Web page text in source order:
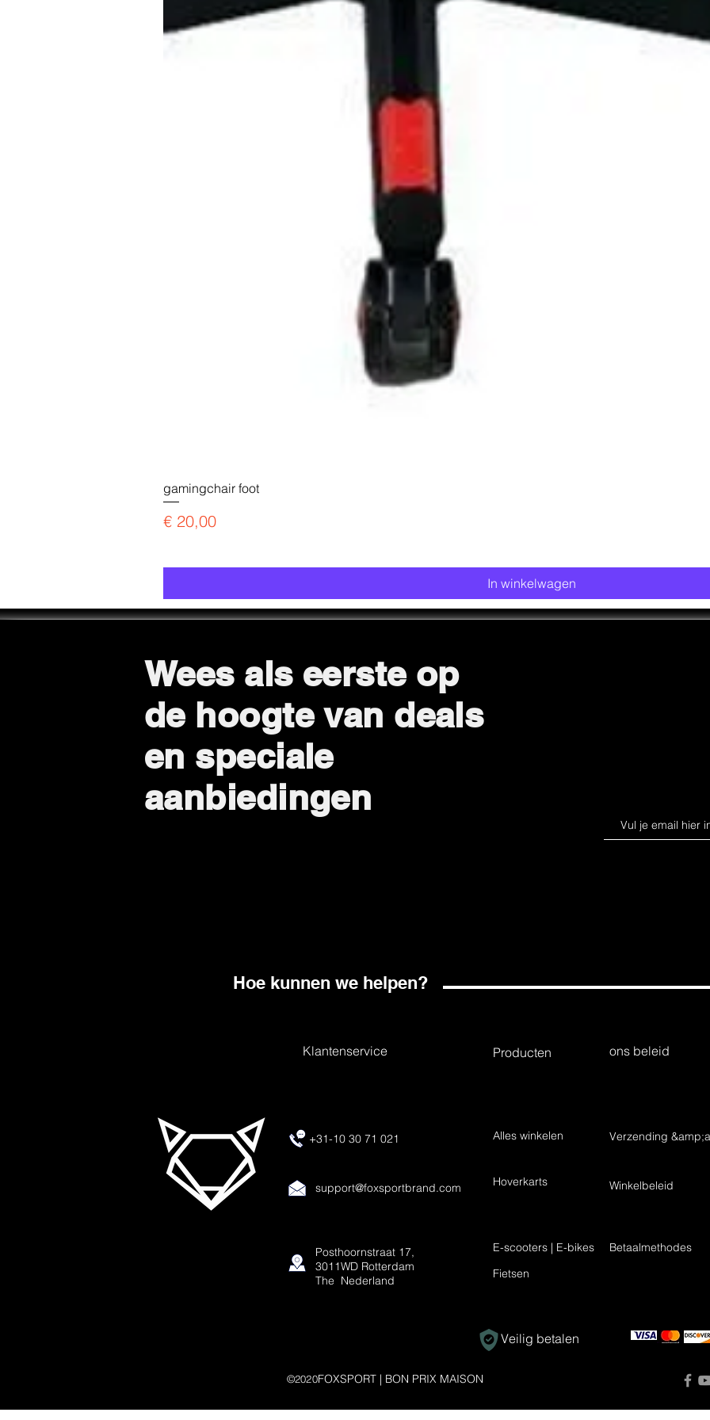
gamingchair foot
Prijs
€ 20,00
In winkelwagen
Wees als eerste op
de hoogte van deals
en speciale
aanbiedingen
Hoe kunnen we helpen?
Klantenservice Producten ons beleid
+31-10 30 71 021
support@foxsportbrand.com
Alles winkelen
Hoverkarts
Verzending
Winkelbeleid
Posthoornstraat 17,
3011WD Rotterdam
The Nederland
E-scooters | E-bikes Betaalmethodes
Fietsen
Veilig betalen
©2020FOXSPORT | BON PRIX MAISON